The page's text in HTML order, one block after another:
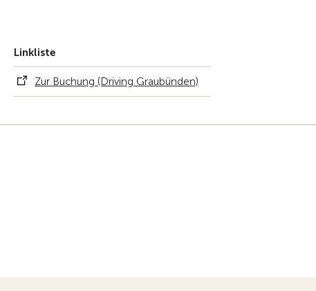
Linkliste
Zur Buchung (Driving Graubünden)